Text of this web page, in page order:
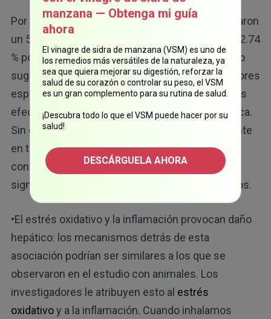
Por ejemplo, en Asia, los niveles de ALT aumentaron
un 5.07 %, los de AST un 4.11 % y los de GGT un 2.74
% por cada 10 μg/m3 de aumento de PM2.5. Esto
sugiere que la ubicación geográfica u otros factores
específicos de dichas poblaciones amplifican los
efectos nocivos de las PM2.5 en la salud hepática.
Sin embargo, la conclusión general es consistente
en todas las regiones: respirar más aire
contaminado con PM2.5 está relacionado con
signos de estrés y daño hepático en los humanos.
•El estrés oxidativo y la inflamación provocan daño
hepático: los mecanismos detrás de esta
asociación podrían ser similares a los que se
observaron en el estudio con animales. Los
investigadores le atribuyen esto al estrés
oxidativoy a la inflamación. Cuando inhalamos
manzana — Obtenga mi guía
ahora
El vinagre de sidra de manzana (VSM) es uno de
los remedios más versátiles de la naturaleza, ya
sea que quiera mejorar su digestión, reforzar la
salud de su corazón o controlar su peso, el VSM
es un gran complemento para su rutina de salud.
¡Descubra todo lo que el VSM puede hacer por su
salud!
DESCÁRGUELA AHORA